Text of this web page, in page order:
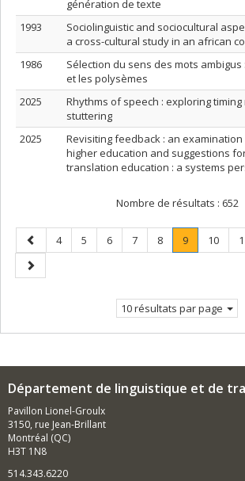
génération de texte
1993
Sociolinguistic and sociocultural
a cross-cultural study in an african
1986
Sélection du sens des mots
et les polysèmes
2025
Rhythms of speech : exploring
stuttering
2025
Revisiting feedback : an
higher education and suggestions
translation education : a systems
Nombre de résultats : 652
Page
précédente
Page
4 Page
5 Page
6 Page
7 Page
8 Page
9.
Page
Page
10
Page
suivante
10 résultats par page
Département de linguistique et de
Pavillon Lionel-Groulx
3150, rue Jean-Brillant
Montréal (QC)
H3T 1N8
514.343.6220